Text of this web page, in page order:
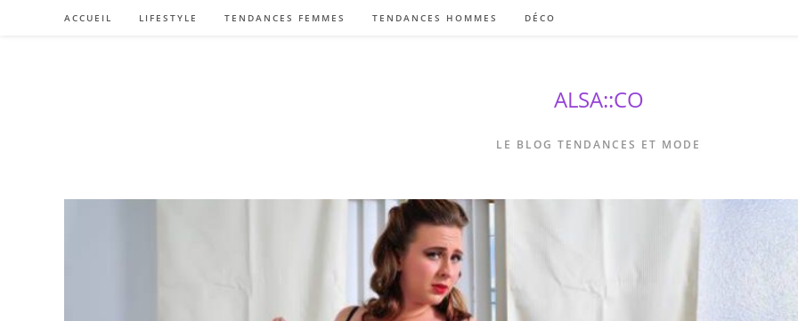
ACCUEIL LIFESTYLE TENDANCES FEMMES TENDANCES HOMMES DÉCO
ALSA::CO
LE BLOG TENDANCES ET MODE